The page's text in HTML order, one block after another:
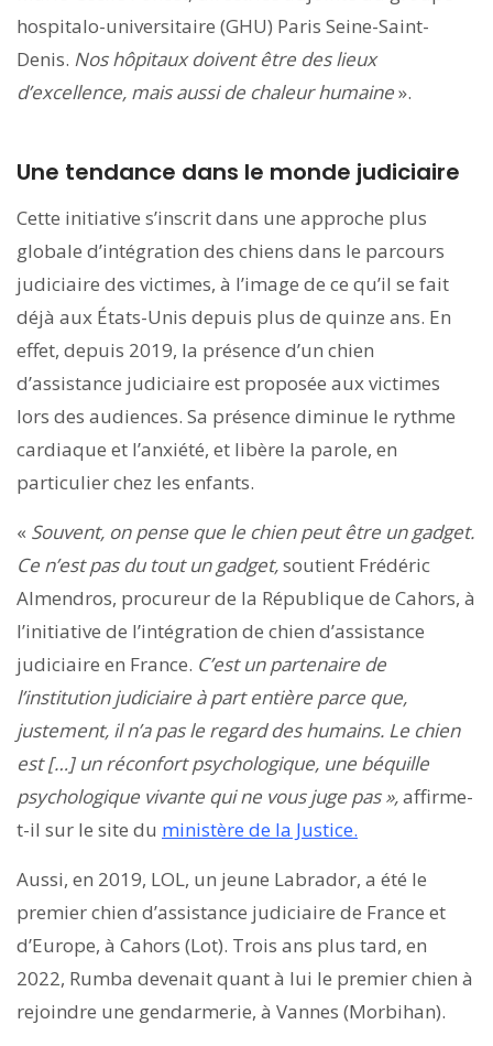
hospitalo-universitaire (GHU) Paris Seine-Saint-
Denis. Nos hôpitaux doivent être des lieux
d’excellence, mais aussi de chaleur humaine».
Une tendance dans le monde judiciaire
Cette initiative s’inscrit dans une approche plus
globale d’intégration des chiens dans le parcours
judiciaire des victimes, à l’image de ce qu’il se fait
déjà aux États-Unis depuis plus de quinze ans. En
effet, depuis 2019, la présence d’un chien
d’assistance judiciaire est proposée aux victimes
lors des audiences. Sa présence diminue le rythme
cardiaque et l’anxiété, et libère la parole, en
particulier chez les enfants.
« Souvent, on pense que le chien peut être un gadget.
Ce n’est pas du tout un gadget,soutient Frédéric
Almendros, procureur de la République de Cahors, à
l’initiative de l’intégration de chien d’assistance
judiciaire en France. C’est un partenaire de
l’institution judiciaire à part entière parce que,
justement, il n’a pas le regard des humains. Le chien
est […] un réconfort psychologique, une béquille
psychologique vivante qui ne vous juge pas »,affirme-
t-il sur le site du ministère de la Justice.
Aussi, en 2019, LOL, un jeune Labrador, a été le
premier chien d’assistance judiciaire de France et
d’Europe, à Cahors (Lot). Trois ans plus tard, en
2022, Rumba devenait quant à lui le premier chien à
rejoindre une gendarmerie, à Vannes (Morbihan).